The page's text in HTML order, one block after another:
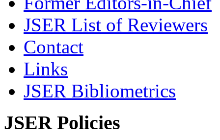
JSER List of Reviewers
Contact
Links
JSER Bibliometrics
JSER Policies